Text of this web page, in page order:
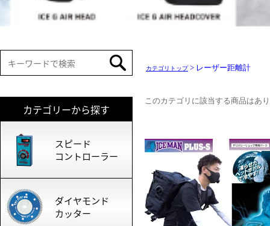
カテゴリトップ> レーザー距離計
このカテゴリに該当する商品はあ